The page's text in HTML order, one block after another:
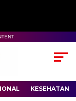
KESEHATAN